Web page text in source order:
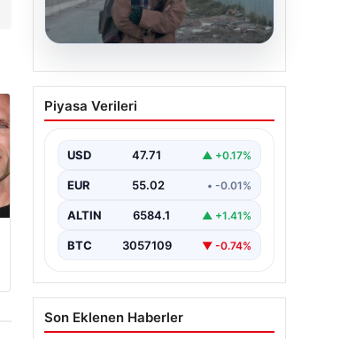
05.08.2026
Türk sinemasında farklı
bir imza: Ceylan Özgün
Piyasa Verileri
USD 47.71 ▲ +0.17%
EUR 55.02 • -0.01%
ALTIN 6584.1 ▲ +1.41%
BTC 3057109 ▼ -0.74%
Son Eklenen Haberler